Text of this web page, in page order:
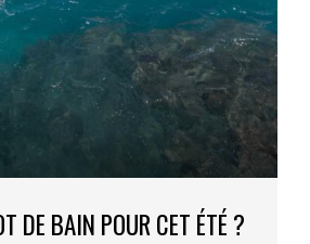
DE BAIN POUR CET ÉTÉ ?